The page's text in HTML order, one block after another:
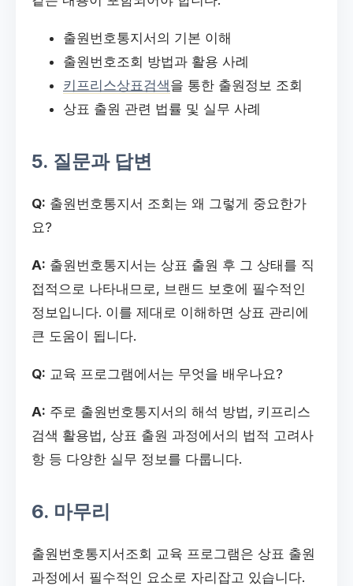
출원번호통지서의 기본 이해
출원번호조회 방법과 활용 사례
키프리스상표검색을 통한 출원정보 조회
상표 출원 관련 법률 및 실무 사례
5. 질문과 답변
Q: 출원번호통지서 조회는 왜 그렇게 중요한가
요?
A: 출원번호통지서는 상표 출원 후 그 상태를 직
접적으로 나타내므로, 브랜드 보호에 필수적인
정보입니다. 이를 제대로 이해하면 상표 관리에
큰 도움이 됩니다.
Q: 교육 프로그램에서는 무엇을 배우나요?
A: 주로 출원번호통지서의 해석 방법, 키프리스
검색 활용법, 상표 출원 과정에서의 법적 고려사
항 등 다양한 실무 정보를 다룹니다.
6. 마무리
출원번호통지서조회 교육 프로그램은 상표 출원
과정에서 필수적인 요소로 자리잡고 있습니다.